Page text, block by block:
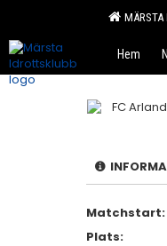
MÄRSTA
Hem
Matchstart:
Plats: